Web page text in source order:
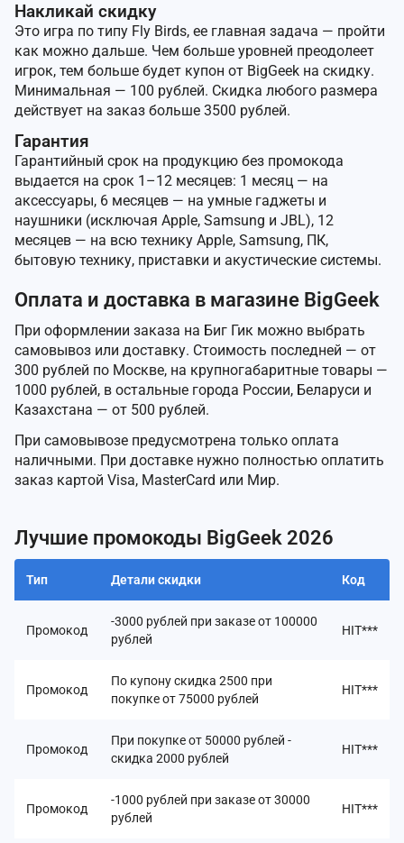
Накликай скидку
Это игра по типу Fly Birds, ее главная задача — пройти
как можно дальше. Чем больше уровней преодолеет
игрок, тем больше будет купон от BigGeek на скидку.
Минимальная — 100 рублей. Скидка любого размера
действует на заказ больше 3500 рублей.
Гарантия
Гарантийный срок на продукцию без промокода
выдается на срок 1–12 месяцев: 1 месяц — на
аксессуары, 6 месяцев — на умные гаджеты и
наушники (исключая Apple, Samsung и JBL), 12
месяцев — на всю технику Apple, Samsung, ПК,
бытовую технику, приставки и акустические системы.
Оплата и доставка в магазине BigGeek
При оформлении заказа на Биг Гик можно выбрать
самовывоз или доставку. Стоимость последней — от
300 рублей по Москве, на крупногабаритные товары —
1000 рублей, в остальные города России, Беларуси и
Казахстана — от 500 рублей.
При самовывозе предусмотрена только оплата
наличными. При доставке нужно полностью оплатить
заказ картой Visa, MasterCard или Мир.
Лучшие промокоды BigGeek 2026
Тип Детали скидки Код
Промокод
-3000 рублей при заказе от 100000
рублей
HIT***
Промокод
По купону скидка 2500 при
покупке от 75000 рублей
HIT***
Промокод
При покупке от 50000 рублей -
скидка 2000 рублей
HIT***
Промокод
-1000 рублей при заказе от 30000
рублей
HIT***